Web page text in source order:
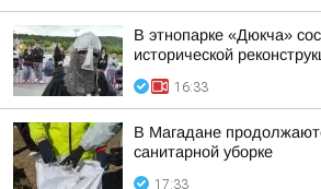
В этнопарке «Дюкча»
исторической
16:33
В Магадане
санитарной уборке
17:33